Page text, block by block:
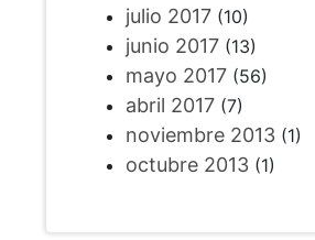
julio 2017(10)
junio 2017(13)
mayo 2017(56)
abril 2017(7)
noviembre 2013(1)
octubre 2013(1)